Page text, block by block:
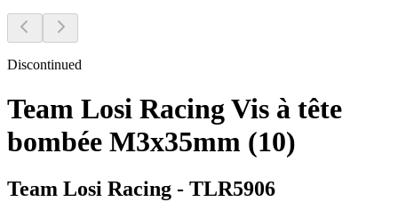
Discontinued
Team Losi Racing Vis à tête
bombée M3x35mm (10)
Team Losi Racing - TLR5906